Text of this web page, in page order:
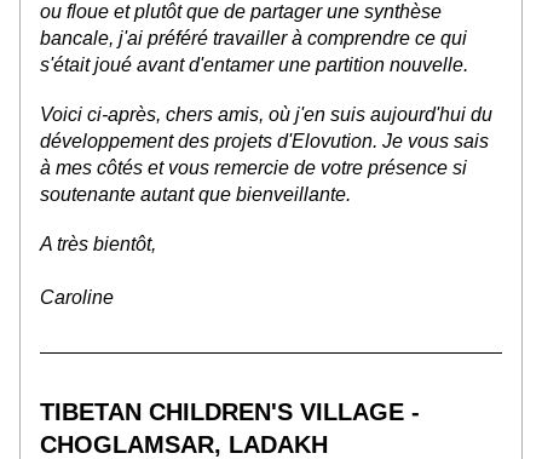
ou floue et plutôt que de partager une synthèse
bancale, j'ai préféré travailler à comprendre ce qui
s'était joué avant d'entamer une partition nouvelle.
Voici ci-après, chers amis, où j'en suis aujourd'hui du
développement des projets d'Elovution. Je vous sais
à mes côtés et vous remercie de votre présence si
soutenante autant que bienveillante.
A très bientôt,
Caroline
TIBETAN CHILDREN'S VILLAGE -
CHOGLAMSAR, LADAKH